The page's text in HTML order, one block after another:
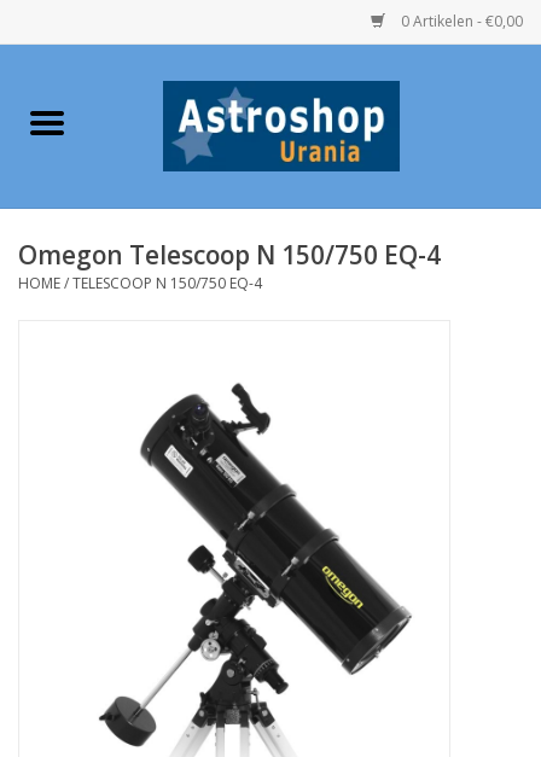
0 Artikelen - €0,00
Home
Telescopen
Urania / Eclipsbrillen
Aanbiedingen
Omegon Telescoop N 150/750 EQ-4
HOME/TELESCOOP N 150/750 EQ-4